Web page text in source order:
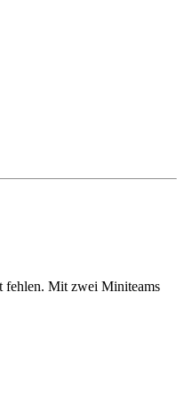
fehlen. Mit zwei Miniteams